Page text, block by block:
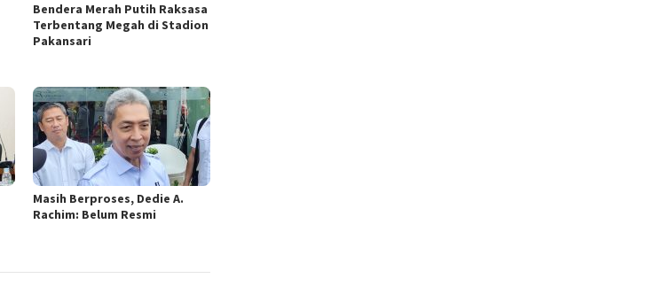
Bendera Merah Putih Raksasa
Terbentang Megah di Stadion
Pakansari
Masih Berproses, Dedie A.
Rachim: Belum Resmi